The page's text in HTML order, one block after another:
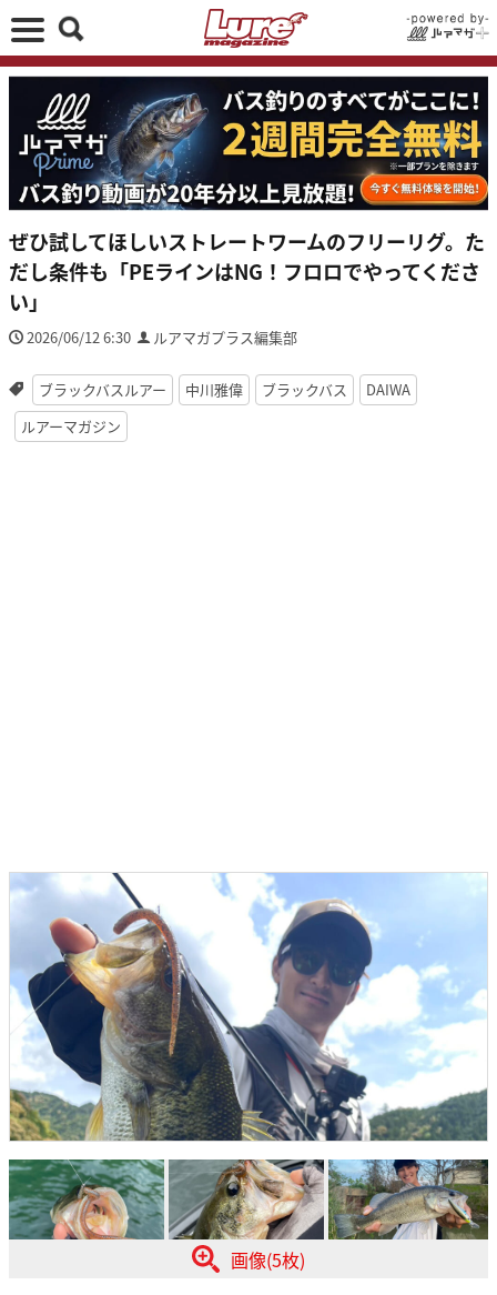
ぜひ試してほしいストレートワームのフリーリグ。た
だし条件も「PEラインはNG！フロロでやってくださ
い」
2026/06/12 6:30 ルアマガプラス編集部
ブラックバスルアー 中川雅偉 ブラックバス
DAIWA
ルアーマガジン
画像(5枚)